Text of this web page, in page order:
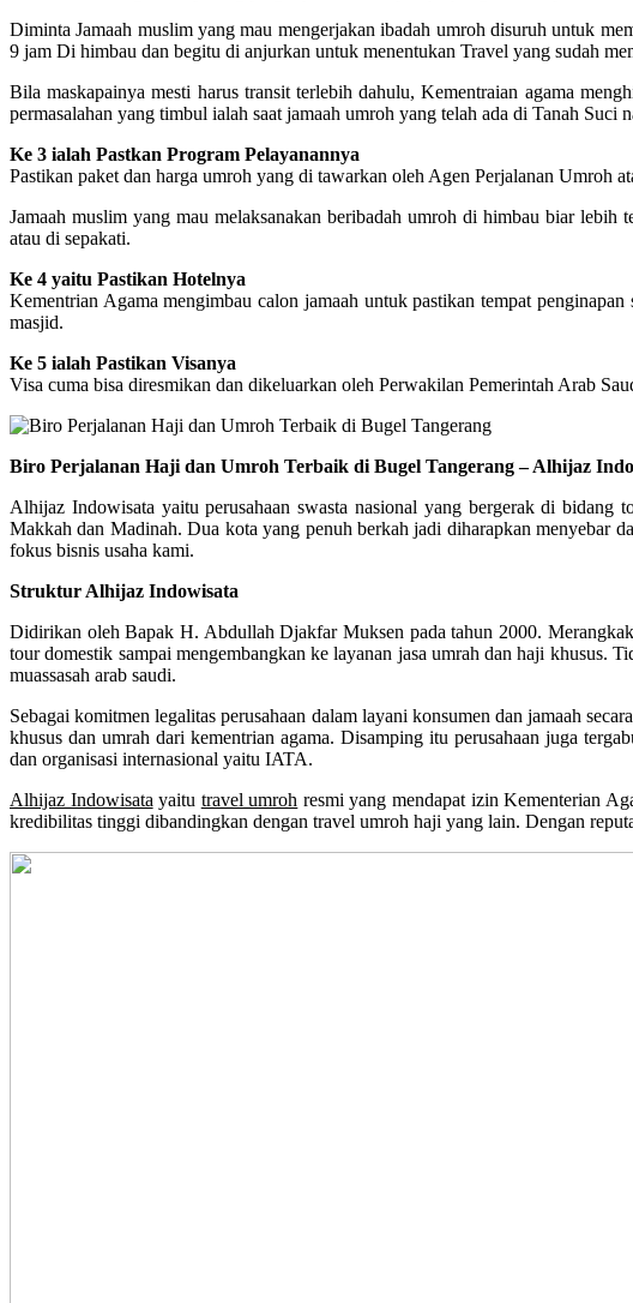
Diminta Jamaah muslim yang mau mengerjakan ibadah umroh disuruh untuk
9 jam Di himbau dan begitu di anjurkan untuk menentukan Travel yang sudah
Bila maskapainya mesti harus transit terlebih dahulu, Kementraian agama
permasalahan yang timbul ialah saat jamaah umroh yang telah ada di Tanah
Ke 3 ialah Pastkan Program Pelayanannya
Pastikan paket dan harga umroh yang di tawarkan oleh Agen Perjalanan Umroh
Jamaah muslim yang mau melaksanakan beribadah umroh di himbau biar
atau di sepakati.
Ke 4 yaitu Pastikan Hotelnya
Kementrian Agama mengimbau calon jamaah untuk pastikan tempat
masjid.
Ke 5 ialah Pastikan Visanya
Visa cuma bisa diresmikan dan dikeluarkan oleh Perwakilan Pemerintah Arab
Biro Perjalanan Haji dan Umroh Terbaik di Bugel Tangerang – Alhijaz
Alhijaz Indowisata yaitu perusahaan swasta nasional yang bergerak di
Makkah dan Madinah. Dua kota yang penuh berkah jadi diharapkan menyebar
fokus bisnis usaha kami.
Struktur Alhijaz Indowisata
Didirikan oleh Bapak H. Abdullah Djakfar Muksen pada tahun 2000.
tour domestik sampai mengembangkan ke layanan jasa umrah dan haji khusus.
muassasah arab saudi.
Sebagai komitmen legalitas perusahaan dalam layani konsumen dan jamaah
khusus dan umrah dari kementrian agama. Disamping itu perusahaan juga
dan organisasi internasional yaitu IATA.
Alhijaz Indowisata yaitu travel umroh resmi yang mendapat izin Kementerian
kredibilitas tinggi dibandingkan dengan travel umroh haji yang lain. Dengan